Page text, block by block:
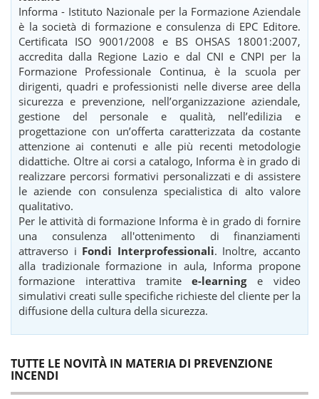
Informa - Istituto Nazionale per la Formazione Aziendale
è la società di formazione e consulenza di EPC Editore.
Certificata ISO 9001/2008 e BS OHSAS 18001:2007,
accredita dalla Regione Lazio e dal CNI e CNPI per la
Formazione Professionale Continua, è la scuola per
dirigenti, quadri e professionisti nelle diverse aree della
sicurezza e prevenzione, nell’organizzazione aziendale,
gestione del personale e qualità, nell’edilizia e
progettazione con un’offerta caratterizzata da costante
attenzione ai contenuti e alle più recenti metodologie
didattiche. Oltre ai corsi a catalogo, Informa è in grado di
realizzare percorsi formativi personalizzati e di assistere
le aziende con consulenza specialistica di alto valore
qualitativo.
Per le attività di formazione Informa è in grado di fornire
una consulenza all'ottenimento di finanziamenti
attraverso i Fondi Interprofessionali. Inoltre, accanto
alla tradizionale formazione in aula, Informa propone
formazione interattiva tramitee-learninge video
simulativi creati sulle specifiche richieste del cliente per la
diffusione della cultura della sicurezza.
TUTTE LE NOVITÀ IN MATERIA DI PREVENZIONE
INCENDI